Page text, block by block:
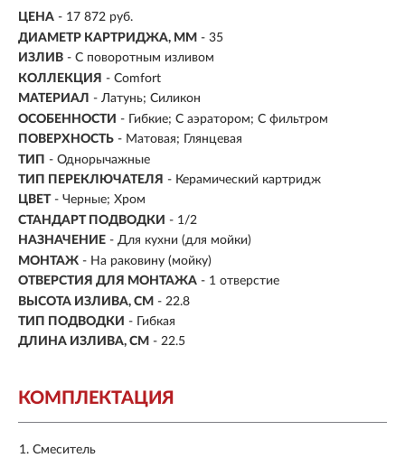
ЦЕНА - 17 872 руб.
ДИАМЕТР КАРТРИДЖА, ММ - 35
ИЗЛИВ - С поворотным изливом
КОЛЛЕКЦИЯ - Comfort
МАТЕРИАЛ - Латунь; Силикон
ОСОБЕННОСТИ - Гибкие; С аэратором; С фильтром
ПОВЕРХНОСТЬ - Матовая; Глянцевая
ТИП - Однорычажные
ТИП ПЕРЕКЛЮЧАТЕЛЯ - Керамический картридж
ЦВЕТ - Черные; Хром
СТАНДАРТ ПОДВОДКИ - 1/2
НАЗНАЧЕНИЕ - Для кухни (для мойки)
МОНТАЖ - На раковину (мойку)
ОТВЕРСТИЯ ДЛЯ МОНТАЖА - 1 отверстие
ВЫСОТА ИЗЛИВА, СМ - 22.8
ТИП ПОДВОДКИ -
Гибкая
ДЛИНА ИЗЛИВА, СМ - 22.5
КОМПЛЕКТАЦИЯ
Смеситель